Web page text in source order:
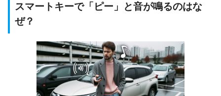
スマートキーで「ピー」と音が鳴るのはな
ぜ？